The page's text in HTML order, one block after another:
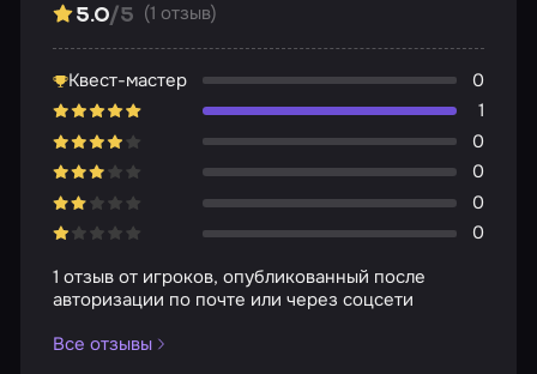
5.0/5 (1 отзыв)
Квест-мастер
0
1
0
0
0
0
1 отзыв от игроков, опубликованный после
авторизации по почте или через соцсети
Все отзывы